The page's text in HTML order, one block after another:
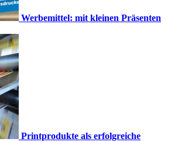
Werbemittel: mit kleinen Präsenten
Printprodukte als erfolgreiche